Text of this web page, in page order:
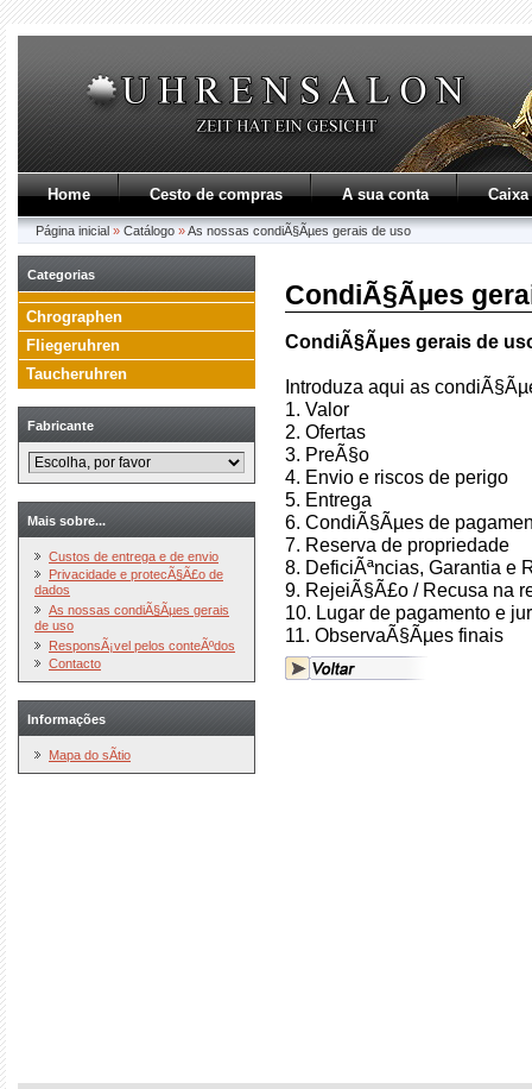
Home Cesto de compras A sua conta Caixa
Página inicial » Catálogo »As nossas condiÃ§Ãµes gerais de uso
Categorias
Chrographen
Fliegeruhren
Taucheruhren
Fabricante
Mais sobre...
Custos de entrega e de envio
Privacidade e protecÃ§Ã£o de
dados
As nossas condiÃ§Ãµes gerais
de uso
ResponsÃ¡vel pelos conteÃºdos
Contacto
Informações
Mapa do sÃ­tio
CondiÃ§Ãµes
CondiÃ§Ãµes gerais de
Introduza aqui as
1. Valor
2. Ofertas
3. PreÃ§o
4. Envio e riscos de perigo
5. Entrega
6. CondiÃ§Ãµes de
7. Reserva de propriedade
8. DeficiÃªncias, Garantia e
9. RejeiÃ§Ã£o / Recusa na
10. Lugar de pagamento e
11. ObservaÃ§Ãµes finais